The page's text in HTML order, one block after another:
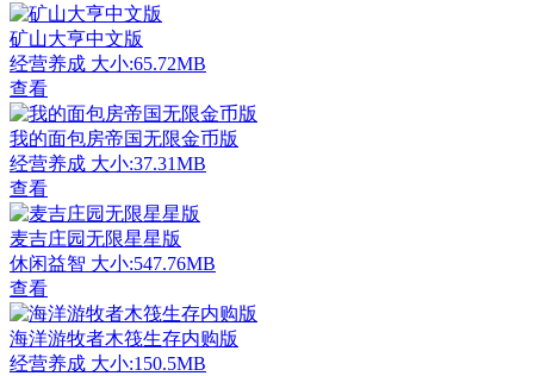
矿山大亨中文版
经营养成 大小:65.72MB
查看
我的面包房帝国无限金币版
经营养成 大小:37.31MB
查看
麦吉庄园无限星星版
休闲益智 大小:547.76MB
查看
海洋游牧者木筏生存内购版
经营养成 大小:150.5MB